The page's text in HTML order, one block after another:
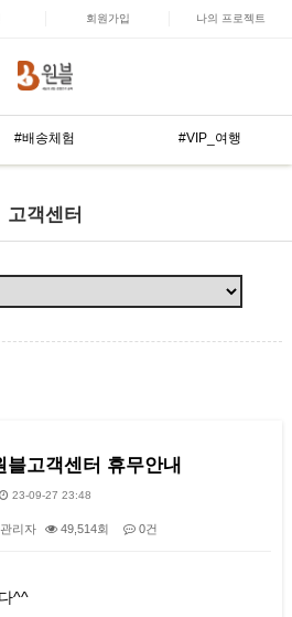
회원가입 나의 프로젝트
#배송체험 #VIP_여행
고객센터
블고객센터 휴무안내
23-09-27 23:48
리자 49,514회 0건
^^